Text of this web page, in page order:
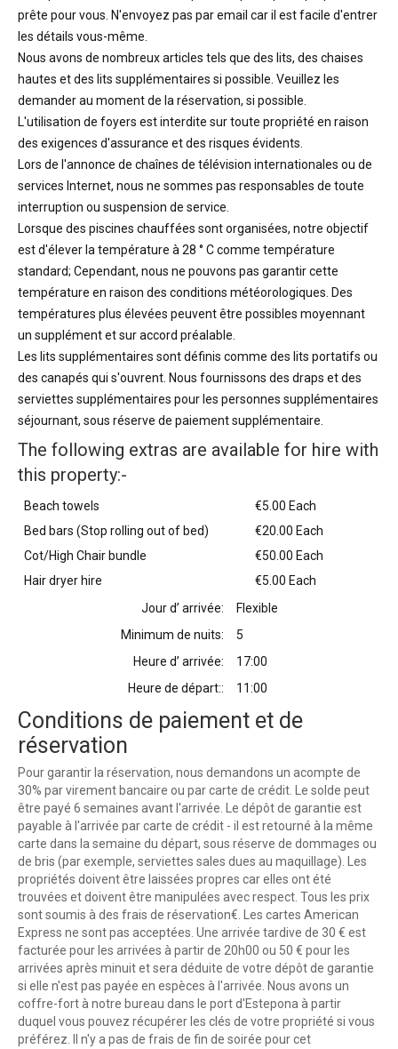
prête pour vous. N'envoyez pas par email car il est facile d'entrer
les détails vous-même.
Nous avons de nombreux articles tels que des lits, des chaises
hautes et des lits supplémentaires si possible. Veuillez les
demander au moment de la réservation, si possible.
L'utilisation de foyers est interdite sur toute propriété en raison
des exigences d'assurance et des risques évidents.
Lors de l'annonce de chaînes de télévision internationales ou de
services Internet, nous ne sommes pas responsables de toute
interruption ou suspension de service.
Lorsque des piscines chauffées sont organisées, notre objectif
est d'élever la température à 28 ° C comme température
standard; Cependant, nous ne pouvons pas garantir cette
température en raison des conditions météorologiques. Des
températures plus élevées peuvent être possibles moyennant
un supplément et sur accord préalable.
Les lits supplémentaires sont définis comme des lits portatifs ou
des canapés qui s'ouvrent. Nous fournissons des draps et des
serviettes supplémentaires pour les personnes supplémentaires
séjournant, sous réserve de paiement supplémentaire.
The following extras are available for hire with
this property:-
Beach towels
€5.00 Each
Bed bars (Stop rolling out of bed)
€20.00 Each
Cot/High Chair bundle
€50.00 Each
Hair dryer hire
€5.00 Each
Jour d’ arrivée:
Flexible
Minimum de nuits:
5
Heure d’ arrivée:
17:00
Heure de départ::
11:00
Conditions de paiement et de
réservation
Pour garantir la réservation, nous demandons un acompte de
30% par virement bancaire ou par carte de crédit. Le solde peut
être payé 6 semaines avant l'arrivée. Le dépôt de garantie est
payable à l'arrivée par carte de crédit - il est retourné à la même
carte dans la semaine du départ, sous réserve de dommages ou
de bris (par exemple, serviettes sales dues au maquillage). Les
propriétés doivent être laissées propres car elles ont été
trouvées et doivent être manipulées avec respect. Tous les prix
sont soumis à des frais de réservation€. Les cartes American
Express ne sont pas acceptées. Une arrivée tardive de 30 € est
facturée pour les arrivées à partir de 20h00 ou 50 € pour les
arrivées après minuit et sera déduite de votre dépôt de garantie
si elle n'est pas payée en espèces à l'arrivée. Nous avons un
coffre-fort à notre bureau dans le port d'Estepona à partir
duquel vous pouvez récupérer les clés de votre propriété si vous
préférez. Il n'y a pas de frais de fin de soirée pour cet